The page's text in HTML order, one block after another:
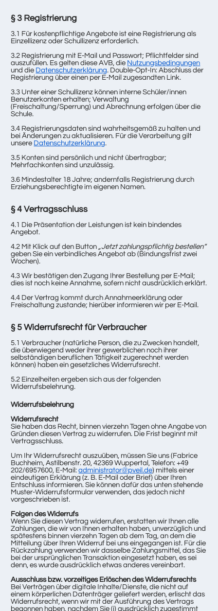
§ 3 Registrierung
3.1 Für kostenpflichtige Angebote ist eine Registrierung als
Einzellizenz oder Schullizenz erforderlich.
3.2 Registrierung mit E-Mail und Passwort; Pflichtfelder sind
auszufüllen. Es gelten diese AVB, die Nutzungsbedingungen
und die Datenschutzerklärung. Double-Opt-In: Abschluss der
Registrierung über einen per E-Mail zugesandten Link.
3.3 Unter einer Schullizenz können interne Schüler/innen
Benutzerkonten erhalten; Verwaltung
(Freischaltung/Sperrung) und Abrechnung erfolgen über die
Schule.
3.4 Registrierungsdaten sind wahrheitsgemäß zu halten und
bei Änderungen zu aktualisieren. Für die Verarbeitung gilt
unsere Datenschutzerklärung.
3.5 Konten sind persönlich und nicht übertragbar;
Mehrfachkonten sind unzulässig.
3.6 Mindestalter 18 Jahre; andernfalls Registrierung durch
Erziehungsberechtigte im eigenen Namen.
§ 4 Vertragsschluss
4.1 Die Präsentation der Leistungen ist kein bindendes
Angebot.
4.2 Mit Klick auf den Button „Jetzt zahlungspflichtig bestellen“
geben Sie ein verbindliches Angebot ab (Bindungsfrist zwei
Wochen).
4.3 Wir bestätigen den Zugang Ihrer Bestellung per E-Mail;
dies ist noch keine Annahme, sofern nicht ausdrücklich erklärt.
4.4 Der Vertrag kommt durch Annahmeerklärung oder
Freischaltung zustande; hierüber informieren wir per E-Mail.
§ 5 Widerrufsrecht für Verbraucher
5.1 Verbraucher (natürliche Person, die zu Zwecken handelt,
die überwiegend weder ihrer gewerblichen noch ihrer
selbständigen beruflichen Tätigkeit zugerechnet werden
können) haben ein gesetzliches Widerrufsrecht.
5.2 Einzelheiten ergeben sich aus der folgenden
Widerrufsbelehrung.
Widerrufsbelehrung
Widerrufsrecht
Sie haben das Recht, binnen vierzehn Tagen ohne Angabe von
Gründen diesen Vertrag zu widerrufen. Die Frist beginnt mit
Vertragsschluss.
Um Ihr Widerrufsrecht auszuüben, müssen Sie uns (Fabrice
Buchheim, Astilbenstr. 20, 42369 Wuppertal, Telefon: +49
202/6957600, E-Mail:administrator@pveil.de) mittels einer
eindeutigen Erklärung (z. B. E-Mail oder Brief) über Ihren
Entschluss informieren. Sie können dafür das unten stehende
Muster-Widerrufsformular verwenden, das jedoch nicht
vorgeschrieben ist.
Folgen des Widerrufs
Wenn Sie diesen Vertrag widerrufen, erstatten wir Ihnen alle
Zahlungen, die wir von Ihnen erhalten haben, unverzüglich und
spätestens binnen vierzehn Tagen ab dem Tag, an dem die
Mitteilung über Ihren Widerruf bei uns eingegangen ist. Für die
Rückzahlung verwenden wir dasselbe Zahlungsmittel, das Sie
bei der ursprünglichen Transaktion eingesetzt haben, es sei
denn, es wurde ausdrücklich etwas anderes vereinbart.
Ausschluss bzw. vorzeitiges Erlöschen des Widerrufsrechts
Bei Verträgen über digitale Inhalte/Dienste, die nicht auf
einem körperlichen Datenträger geliefert werden, erlischt das
Widerrufsrecht, wenn wir mit der Ausführung des Vertrags
begonnen haben, nachdem Sie (i) ausdrücklich zugestimmt